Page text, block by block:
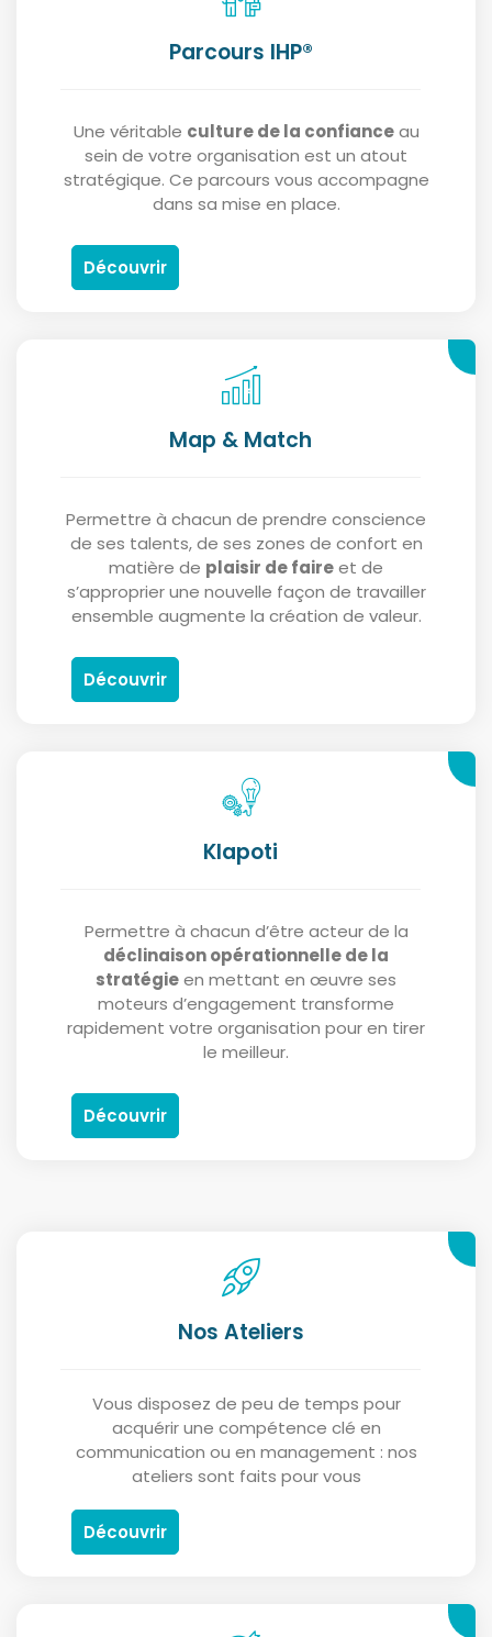
Parcours IHP®
Une véritable culture de la confianceau
sein de votre organisation est un atout
stratégique. Ce parcours vous accompagne
dans sa mise en place.
Découvrir
Map & Match
Permettre à chacun de prendre conscience
de ses talents, de ses zones de confort en
matière de plaisir de faireet de
s’approprier une nouvelle façon de travailler
ensemble augmente la création de valeur.
Découvrir
Klapoti
Permettre à chacun d’être acteur de la
déclinaison opérationnelle de la
stratégieen mettant en œuvre ses
moteurs d’engagement transforme
rapidement votre organisation pour en tirer
le meilleur.
Découvrir
Nos Ateliers
Vous disposez de peu de temps pour
acquérir une compétence clé en
communication ou en management : nos
ateliers sont faits pour vous
Découvrir